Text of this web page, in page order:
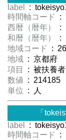
label
:
時間軸コード
:
西暦（暦年）
:
和暦（暦年）
:
地域コード
:
地域 : 京都府
項目
: 被扶養者
数値 : 214185
単位 : 人
「
label
:
時間軸コード
: